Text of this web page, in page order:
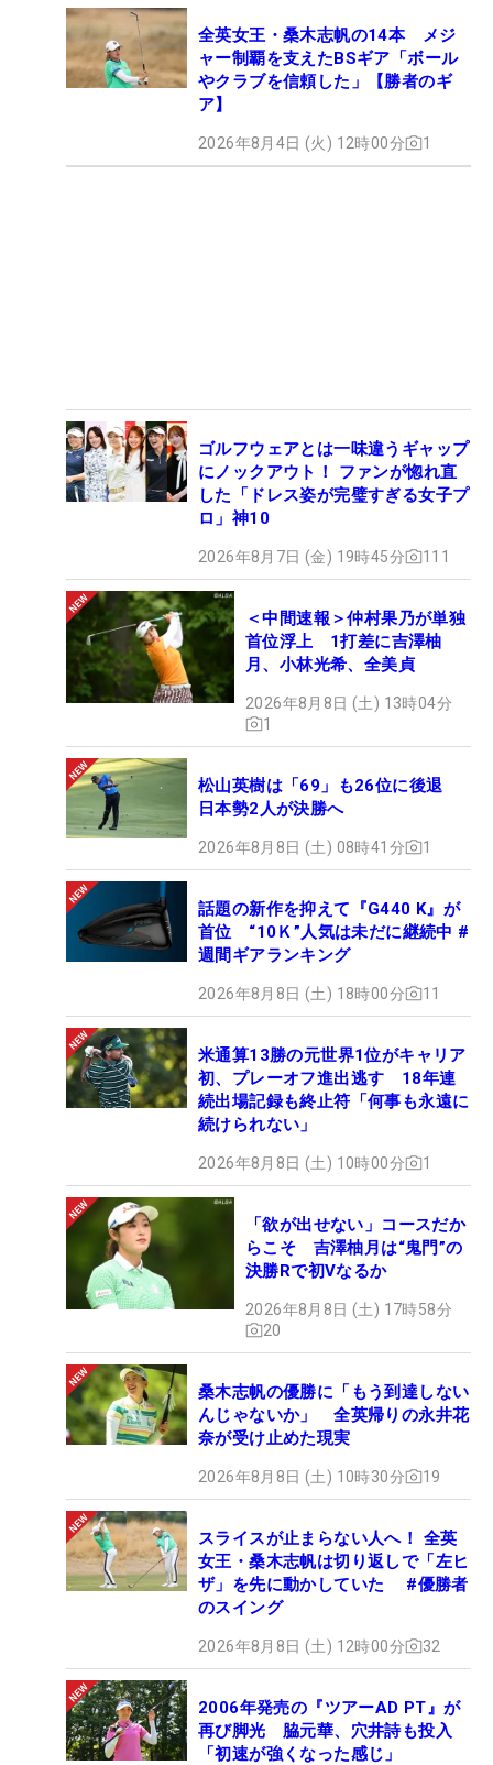
全英女王・桑木志帆の14本 メジ
ャー制覇を支えたBSギア「ボール
やクラブを信頼した」【勝者のギ
ア】
2026年8月4日 (火) 12時00分 1
ゴルフウェアとは一味違うギャップ
にノックアウト！ ファンが惚れ直
した「ドレス姿が完璧すぎる女子プ
ロ」神10
2026年8月7日 (金) 19時45分 111
＜中間速報＞仲村果乃が単独
首位浮上 1打差に吉澤柚
月、小林光希、全美貞
2026年8月8日 (土) 13時04分
1
松山英樹は「69」も26位に後退
日本勢2人が決勝へ
2026年8月8日 (土) 08時41分 1
話題の新作を抑えて『G440 K』が
首位 “10Ｋ”人気は未だに継続中 #
週間ギアランキング
2026年8月8日 (土) 18時00分 11
米通算13勝の元世界1位がキャリア
初、プレーオフ進出逃す 18年連
続出場記録も終止符「何事も永遠に
続けられない」
2026年8月8日 (土) 10時00分 1
「欲が出せない」コースだか
らこそ 吉澤柚月は“鬼門”の
決勝Rで初Vなるか
2026年8月8日 (土) 17時58分
20
桑木志帆の優勝に「もう到達しない
んじゃないか」 全英帰りの永井花
奈が受け止めた現実
2026年8月8日 (土) 10時30分 19
スライスが止まらない人へ！ 全英
女王・桑木志帆は切り返しで「左ヒ
ザ」を先に動かしていた #優勝者
のスイング
2026年8月8日 (土) 12時00分 32
2006年発売の『ツアーAD PT』が
再び脚光 脇元華、穴井詩も投入
「初速が強くなった感じ」